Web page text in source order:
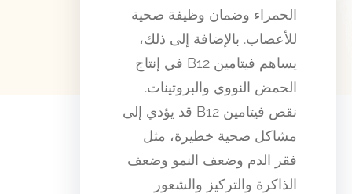
الحمراء وضمان وظيفة صحية
للأعصاب. بالإضافة إلى ذلك،
يساهم فيتامين B12 في إنتاج
الحمض النووي والبروتينات.
نقص فيتامين B12 قد يؤدي إلى
مشاكل صحية خطيرة، مثل
فقر الدم وضعف النمو وضعف
الذاكرة والتركيز والشعور